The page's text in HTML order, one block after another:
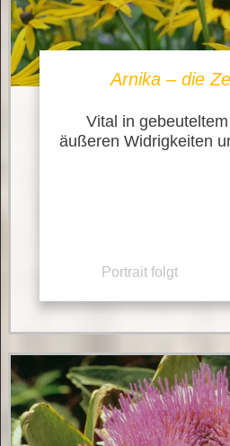
Arnika – die
Vital in
äußeren Widrigkeiten
Portrait folgt